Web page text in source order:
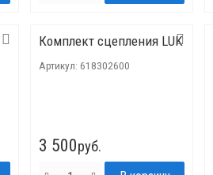
Комплект сцепления LUK
Артикул: 618302600
3 500руб.